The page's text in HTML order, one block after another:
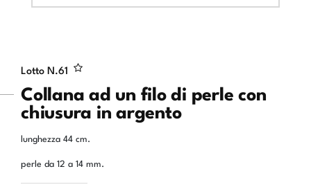
Lotto N.61
Collana ad un filo di perle con
chiusura in argento
lunghezza 44 cm.
perle da 12 a 14 mm.